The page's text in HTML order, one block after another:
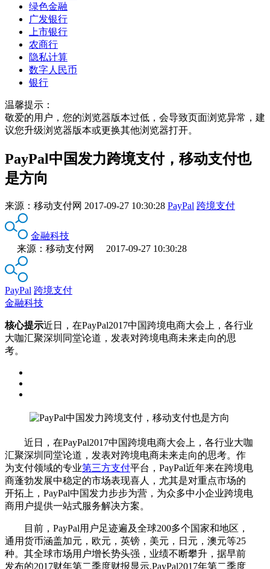
绿色金融
广发银行
上市银行
农商行
隐私计算
数字人民币
银行
温馨提示：
敬爱的用户，您的浏览器版本过低，会导致页面浏览异常，建
议您升级浏览器版本或更换其他浏览器打开。
PayPal中国发力跨境支付，移动支付也
是方向
来源： 移动支付网 2017-09-27 10:30:28 PayPal 跨境支付
金融科技
来源：移动支付网 2017-09-27 10:30:28
PayPal 跨境支付
金融科技
核心提示近日，在PayPal2017中国跨境电商大会上，各行业
大咖汇聚深圳同堂论道，发表对跨境电商未来走向的思
考。
近日，在PayPal2017中国跨境电商大会上，各行业大咖
汇聚深圳同堂论道，发表对跨境电商未来走向的思考。作
为支付领域的专业第三方支付平台，PayPal近年来在跨境电
商蓬勃发展中稳定的市场表现喜人，尤其是对重点市场的
开拓上，PayPal中国发力步步为营，为众多中小企业跨境电
商用户提供一站式服务解决方案。
目前，PayPal用户足迹遍及全球200多个国家和地区，
通用货币涵盖加元，欧元，英镑，美元，日元，澳元等25
种。其全球市场用户增长势头强，业绩不断攀升，据早前
发布的2017财年第二季度财报显示,PayPal2017年第二季度